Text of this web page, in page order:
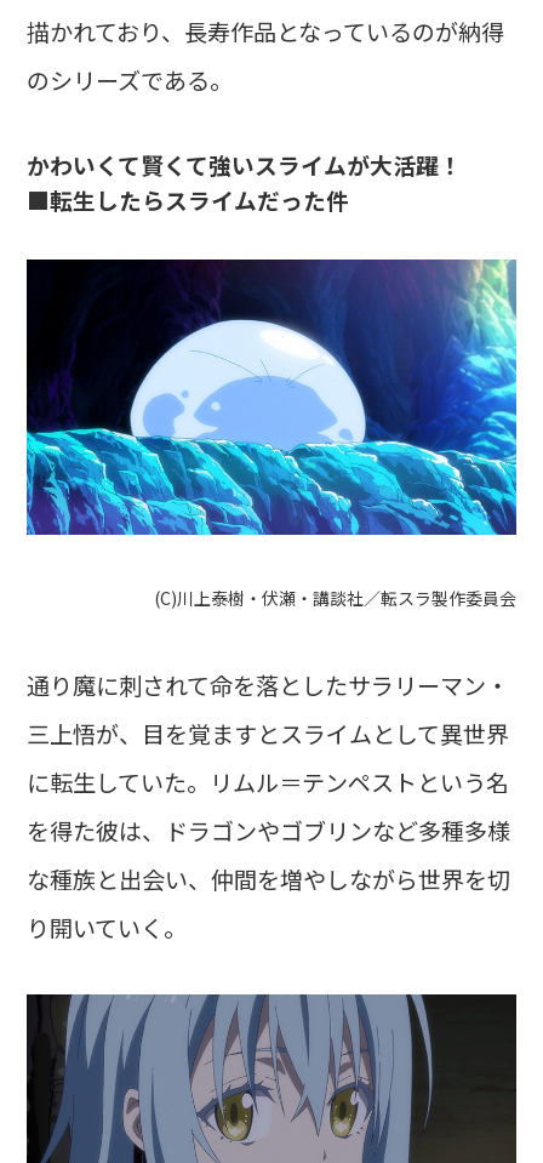
描かれており、長寿作品となっているのが納得
のシリーズである。
かわいくて賢くて強いスライムが大活躍！
■転生したらスライムだった件
(C)川上泰樹・伏瀬・講談社／転スラ製作委員会
通り魔に刺されて命を落としたサラリーマン・
三上悟が、目を覚ますとスライムとして異世界
に転生していた。リムル＝テンペストという名
を得た彼は、ドラゴンやゴブリンなど多種多様
な種族と出会い、仲間を増やしながら世界を切
り開いていく。